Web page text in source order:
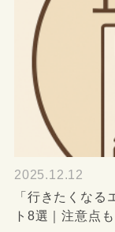
2025.12.12
「行きたくな
ト8選｜注意点も